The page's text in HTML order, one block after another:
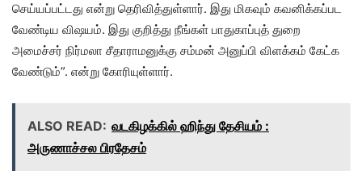
செய்யப்பட்டது என்று தெரிவித்துள்ளார். இது மிகவும் கவனிக்கப்பட
வேண்டிய விஷயம். இது குறித்து நீங்கள் பாதுகாப்புத் துறை
அமைச்சர் நிர்மலா சீதாராமனுக்கு சம்மன் அனுப்பி விளக்கம் கேட்க
வேண்டும்”. என்று கோரியுள்ளார்.
ALSO READ: வடகிழக்கில் ஹிந்து தேசியம் :
அருணாச்சல பிரதேசம்